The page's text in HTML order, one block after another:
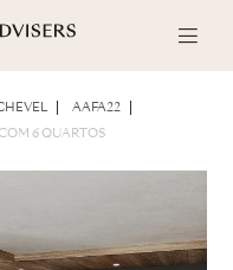
AAFA22
6 QUARTOS